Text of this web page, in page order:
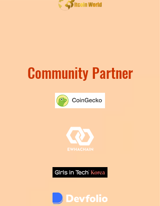
Community Partner